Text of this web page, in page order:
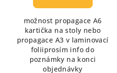
z
5
hvězdiček.
možnost propagace A6
kartička na stoly nebo
propagace A3 v laminovací
foliiprosím info do
poznámky na konci
objednávky